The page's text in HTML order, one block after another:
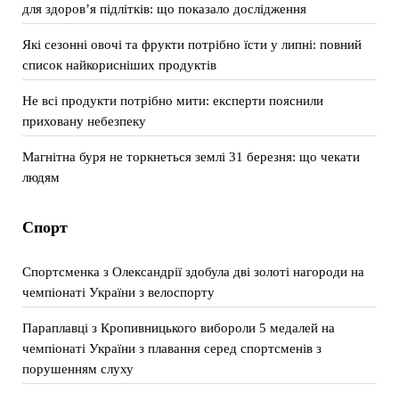
для здоров’я підлітків: що показало дослідження
Які сезонні овочі та фрукти потрібно їсти у липні: повний
список найкорисніших продуктів
Не всі продукти потрібно мити: експерти пояснили
приховану небезпеку
Магнітна буря не торкнеться землі 31 березня: що чекати
людям
Спорт
Спортсменка з Олександрії здобула дві золоті нагороди на
чемпіонаті України з велоспорту
Параплавці з Кропивницького вибороли 5 медалей на
чемпіонаті України з плавання серед спортсменів з
порушенням слуху